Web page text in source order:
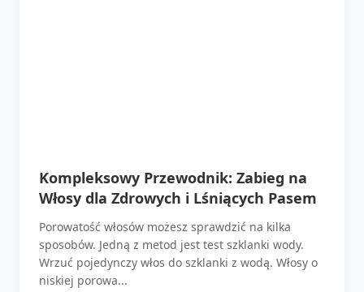
Kompleksowy Przewodnik: Zabieg na
Włosy dla Zdrowych i Lśniących Pasem
Porowatość włosów możesz sprawdzić na kilka
sposobów. Jedną z metod jest test szklanki wody.
Wrzuć pojedynczy włos do szklanki z wodą. Włosy o
niskiej porowa...